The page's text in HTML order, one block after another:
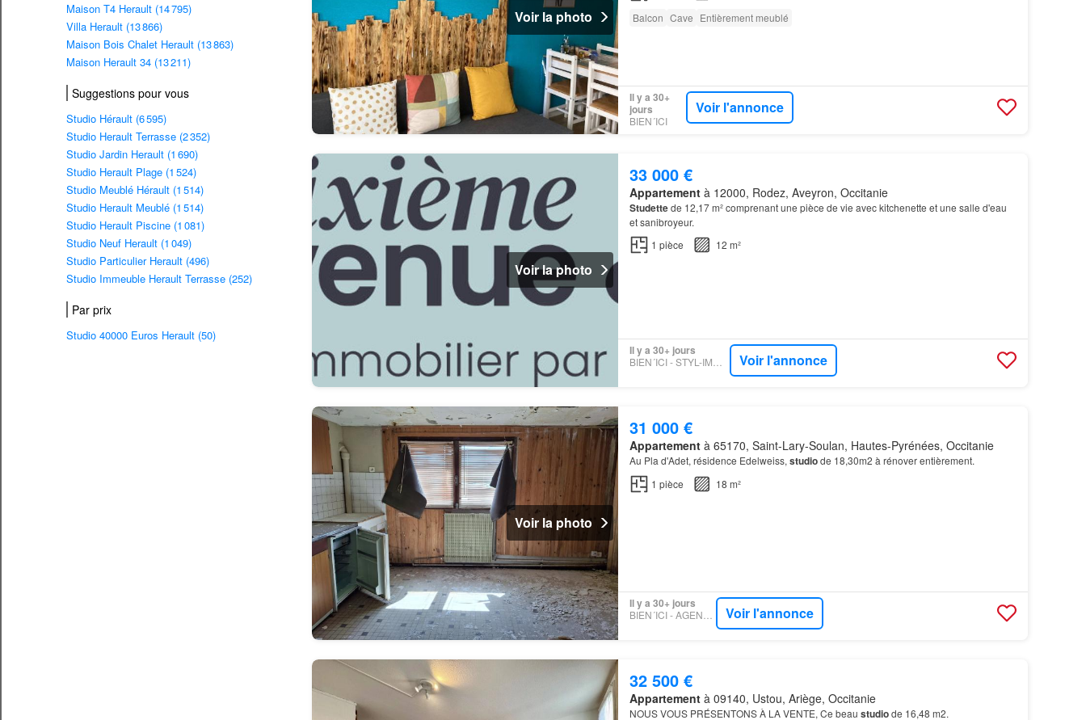
Maison T4 Herault (14 795)
Villa Herault (13 866)
Maison Bois Chalet Herault (13 863)
Maison Herault 34 (13 211)
Suggestions pour vous
Studio Hérault (6 595)
Studio Herault Terrasse (2 352)
Studio Jardin Herault (1 690)
Studio Herault Plage (1 524)
Studio Meublé Hérault (1 514)
Studio Herault Meublé (1 514)
Studio Herault Piscine (1 081)
Studio Neuf Herault (1 049)
Studio Particulier Herault (496)
Studio Immeuble Herault Terrasse (252)
Par prix
Studio 40000 Euros Herault (50)
Voir la photo
Balcon Cave Entièrement meublé
Il y a 30+
jours
BIEN´ICI
Voir l'annonce
Voir la photo
33 000 €
Appartementà 12000, Rodez, Aveyron, Occitanie
Studettede 12,17 m² comprenant une pièce de vie avec kitchenette et une salle d'eau
et sanibroyeur.
1 pièce 12 m²
Il y a 30+ jours
BIEN´ICI - STYL-IMMO-RODEZ Voir l'annonce
Voir la photo
31 000 €
Appartementà 65170, Saint-Lary-Soulan, Hautes-Pyrénées, Occitanie
Au Pla d'Adet, résidence Edelweiss, studiode 18,30m2 à rénover entièrement.
1 pièce 18 m²
Il y a 30+ jours
Voir l'annonce
32 500 €
Appartementà 09140, Ustou, Ariège, Occitanie
NOUS VOUS PRÉSENTONS À LA VENTE, Ce beau studiode 16,48 m2.